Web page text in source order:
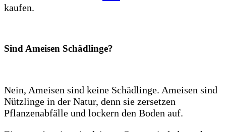
kaufen.
Sind Ameisen Schädlinge?
Nein, Ameisen sind keine Schädlinge. Ameisen sind
Nützlinge in der Natur, denn sie zersetzen
Pflanzenabfälle und lockern den Boden auf.